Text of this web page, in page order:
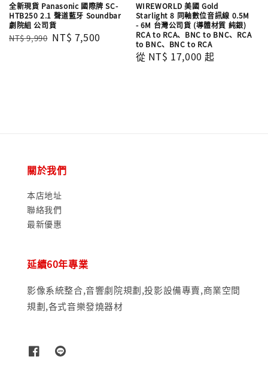
全新現貨 Panasonic 國際牌 SC-
HTB250 2.1 聲道藍牙 Soundbar
劇院組 公司貨
Regular
NT$ 9,990 Sale
NT$ 7,500
WIREWORLD 美國 Gold
Starlight 8 同軸數位音訊線 0.5M
- 6M 台灣公司貨 (導體材質 純銀)
RCA to RCA、BNC to BNC、RCA
to BNC、BNC to RCA
Regular
從 NT$ 17,000 起
關於我們
本店地址
聯絡我們
最新優惠
延續60年專業
影像系統整合,音響劇院規劃,投影設備專賣,商業空間
規劃,各式音樂發燒器材